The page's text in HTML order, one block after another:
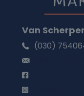
Van
(030)